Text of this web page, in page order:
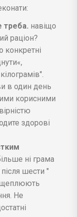
треба. навіщо
раціон?
конкретні
в один день
корисними
здорові
ні грама
шести "
Не